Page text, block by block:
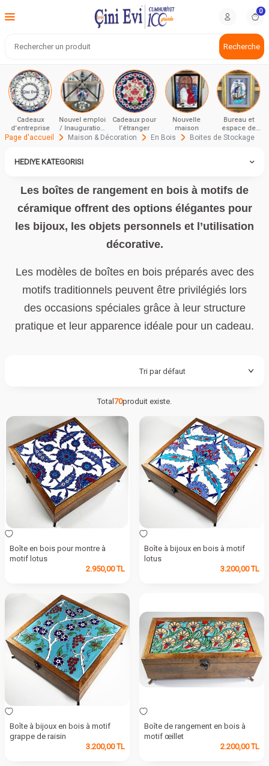
Recherche
0
Cadeaux
d’entreprise
Nouvel emploi
/ Inauguration
et cérémonie
Cadeaux pour
l’étranger
Nouvelle
maison
Bureau et
espace de
travail
Page d'accueil Maison & Décoration En Bois Boites de Stockage
HEDIYE KATEGORISI
Les boîtes de rangement en bois à motifs de
céramique offrent des options élégantes pour
les bijoux, les objets personnels et l’utilisation
décorative.
Les modèles de boîtes en bois préparés avec des
motifs traditionnels peuvent être privilégiés lors
des occasions spéciales grâce à leur structure
pratique et leur apparence idéale pour un cadeau.
Total 70produit existe.
Boîte en bois pour montre à
motif lotus
2.950,00TL
Boîte à bijoux en bois à motif
lotus
3.200,00TL
Boîte à bijoux en bois à motif
grappe de raisin
3.200,00TL
Boîte de rangement en bois à
motif œillet
2.200,00TL